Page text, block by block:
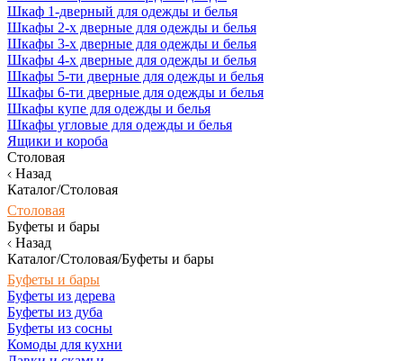
Шкаф 1-дверный для одежды и белья
Шкафы 2-х дверные для одежды и белья
Шкафы 3-х дверные для одежды и белья
Шкафы 4-х дверные для одежды и белья
Шкафы 5-ти дверные для одежды и белья
Шкафы 6-ти дверные для одежды и белья
Шкафы купе для одежды и белья
Шкафы угловые для одежды и белья
Ящики и короба
Столовая
Назад
Каталог/Столовая
Столовая
Буфеты и бары
Назад
Каталог/Столовая/Буфеты и бары
Буфеты и бары
Буфеты из дерева
Буфеты из дуба
Буфеты из сосны
Комоды для кухни